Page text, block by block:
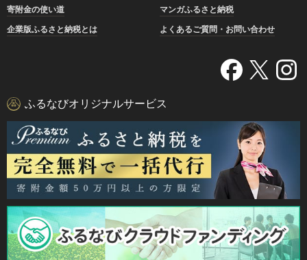
寄附金の使い道
マンガふるさと納税
企業版ふるさと納税とは
よくあるご質問・お問い合わせ
ふるなびオリジナルサービス